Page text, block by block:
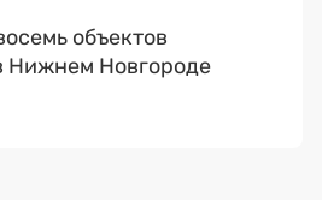
объектов
Нижнем Новгороде